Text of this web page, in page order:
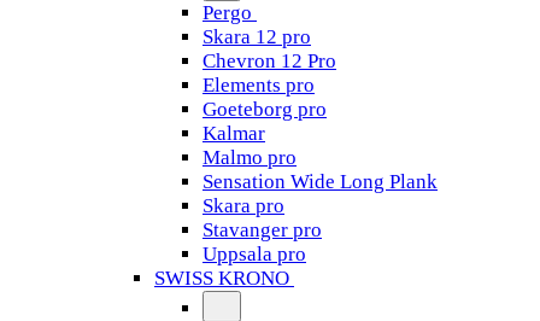
Pergo
Skara 12 pro
Chevron 12 Pro
Elements pro
Goeteborg pro
Kalmar
Malmo pro
Sensation Wide Long Plank
Skara pro
Stavanger pro
Uppsala pro
SWISS KRONO